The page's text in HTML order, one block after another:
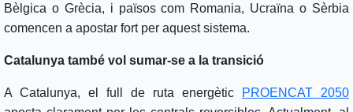
Bèlgica o Grècia, i països com Romania, Ucraïna o Sèrbia
comencen a apostar fort per aquest sistema.
Catalunya també vol sumar-se a la transició
A Catalunya, el full de ruta energètic
PROENCAT 2050